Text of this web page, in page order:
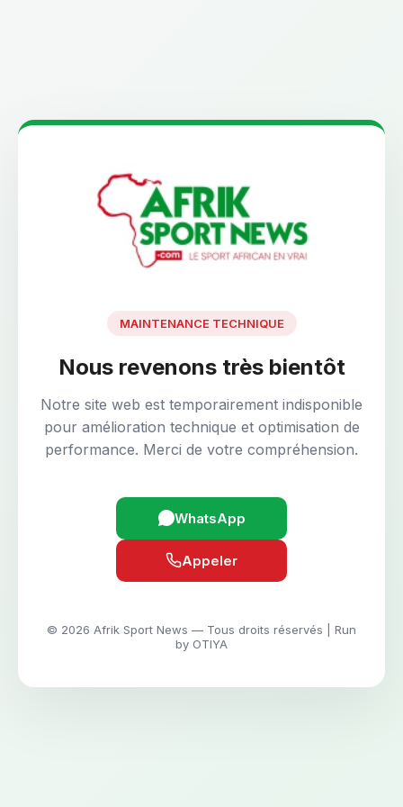
MAINTENANCE TECHNIQUE
Nous revenons très bientôt
Notre site web est temporairement indisponible
pour amélioration technique et optimisation de
performance. Merci de votre compréhension.
WhatsApp
Appeler
© 2026 Afrik Sport News — Tous droits réservés | Run
by OTIYA